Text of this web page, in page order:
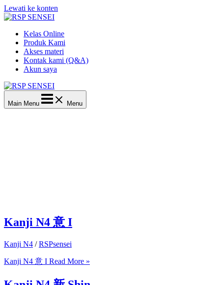
Lewati ke konten
Kelas Online
Produk Kami
Akses materi
Kontak kami (Q&A)
Akun saya
Main Menu Menu
Kanji N4 意 I
Kanji N4 /RSPsensei
Kanji N4 意 I Read More »